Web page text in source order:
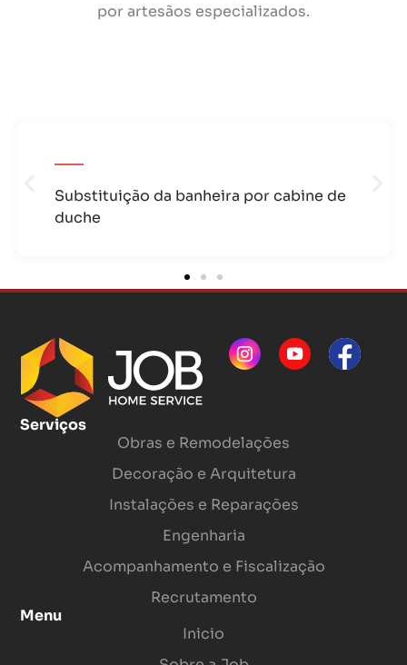
por artesãos especializados.
Substituição da banheira por cabine de
duche
Serviços
Obras e Remodelações
Decoração e Arquitetura
Instalações e Reparações
Engenharia
Acompanhamento e Fiscalização
Recrutamento
Menu
Inicio